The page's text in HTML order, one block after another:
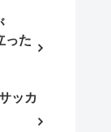
った
ッカ